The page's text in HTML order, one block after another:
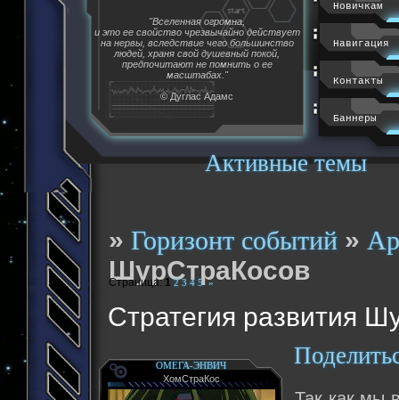
Активные темы
"Вселенная огромна,
и это ее свойство чрезвычайно действует
на нервы, вследствие чего большинство
людей, храня свой душевный покой,
предпочитают не помнить о ее
масштабах."
© Дуглас Адамс
Новичкам
Навигация
Контакты
Баннеры
»Горизонт событий »
ШурСтраКосов
Стратегия развития
Страница:1 2 3 4 5 »
ОМЕГА-ЭНВИЧ
ХомСтраКос